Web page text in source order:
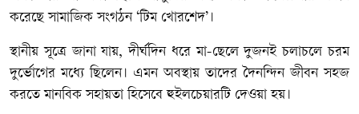
করেছে সামাজিক সংগঠন ‘টিম খোরশেদ’।
স্থানীয় সূত্রে জানা যায়, দীর্ঘদিন ধরে মা-ছেলে দুজনই চলাচলে চরম
দুর্ভোগের মধ্যে ছিলেন। এমন অবস্থায় তাদের দৈনন্দিন জীবন সহজ
করতে মানবিক সহায়তা হিসেবে হুইলচেয়ারটি দেওয়া হয়।